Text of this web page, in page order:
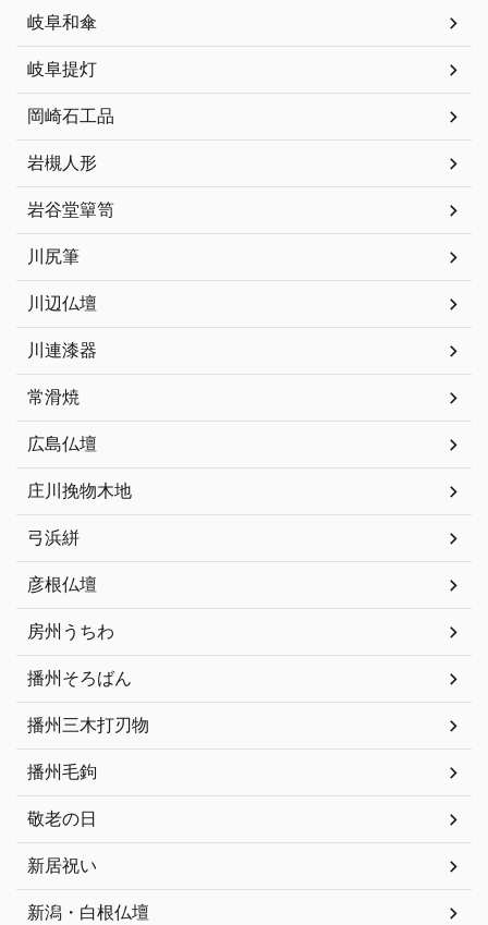
岐阜和傘
岐阜提灯
岡崎石工品
岩槻人形
岩谷堂簞笥
川尻筆
川辺仏壇
川連漆器
常滑焼
広島仏壇
庄川挽物木地
弓浜絣
彦根仏壇
房州うちわ
播州そろばん
播州三木打刃物
播州毛鉤
敬老の日
新居祝い
新潟・白根仏壇